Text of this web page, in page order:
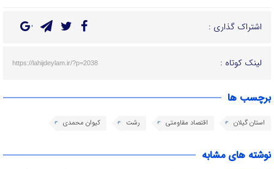
اشتراک گذاری :
لینک کوتاه : https://lahijdeylam.ir/?p=2038
برچسب ها
استان گیلان اقتصاد مقاومتی رشت کیوان محمدی
نوشته های مشابه